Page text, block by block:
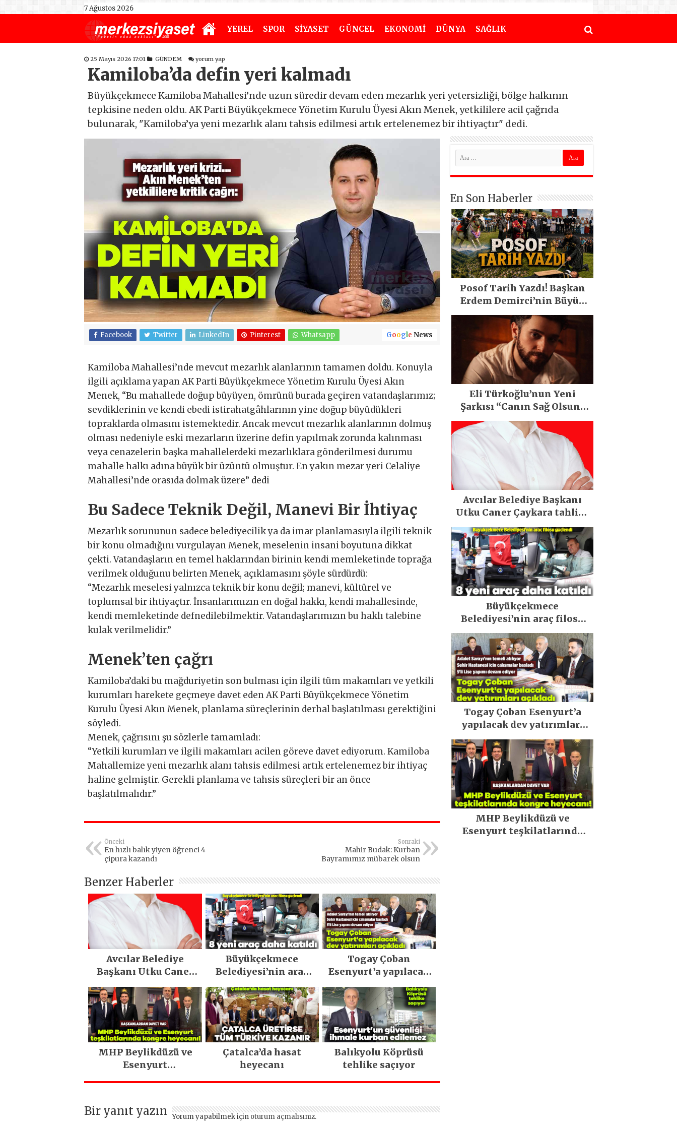
7 Ağustos 2026
YEREL SPOR SİYASET GÜNCEL EKONOMİ DÜNYA SAĞLIK
25 Mayıs 2026 17:01 GÜNDEM yorum yap
Kamiloba’da defin yeri kalmadı
Büyükçekmece Kamiloba Mahallesi’nde uzun süredir devam eden mezarlık yeri yetersizliği, bölge halkının
tepkisine neden oldu. AK Parti Büyükçekmece Yönetim Kurulu Üyesi Akın Menek, yetkililere acil çağrıda
bulunarak, "Kamiloba’ya yeni mezarlık alanı tahsis edilmesi artık ertelenemez bir ihtiyaçtır" dedi.
Facebook Twitter LinkedIn Pinterest Whatsapp Google News
Kamiloba Mahallesi’nde mevcut mezarlık alanlarının tamamen doldu. Konuyla
ilgili açıklama yapan AK Parti Büyükçekmece Yönetim Kurulu Üyesi Akın
Menek, “Bu mahallede doğup büyüyen, ömrünü burada geçiren vatandaşlarımız;
sevdiklerinin ve kendi ebedi istirahatgâhlarının yine doğup büyüdükleri
topraklarda olmasını istemektedir. Ancak mevcut mezarlık alanlarının dolmuş
olması nedeniyle eski mezarların üzerine defin yapılmak zorunda kalınması
veya cenazelerin başka mahallelerdeki mezarlıklara gönderilmesi durumu
mahalle halkı adına büyük bir üzüntü olmuştur. En yakın mezar yeri Celaliye
Mahallesi’nde orasıda dolmak üzere” dedi
Bu Sadece Teknik Değil, Manevi Bir İhtiyaç
Mezarlık sorununun sadece belediyecilik ya da imar planlamasıyla ilgili teknik
bir konu olmadığını vurgulayan Menek, meselenin insani boyutuna dikkat
çekti. Vatandaşların en temel haklarından birinin kendi memleketinde toprağa
verilmek olduğunu belirten Menek, açıklamasını şöyle sürdürdü:
“Mezarlık meselesi yalnızca teknik bir konu değil; manevi, kültürel ve
toplumsal bir ihtiyaçtır. İnsanlarımızın en doğal hakkı, kendi mahallesinde,
kendi memleketinde defnedilebilmektir. Vatandaşlarımızın bu haklı talebine
kulak verilmelidir.”
Menek’ten çağrı
Kamiloba’daki bu mağduriyetin son bulması için ilgili tüm makamları ve yetkili
kurumları harekete geçmeye davet eden AK Parti Büyükçekmece Yönetim
Kurulu Üyesi Akın Menek, planlama süreçlerinin derhal başlatılması gerektiğini
söyledi.
Menek, çağrısını şu sözlerle tamamladı:
“Yetkili kurumları ve ilgili makamları acilen göreve davet ediyorum. Kamiloba
Mahallemize yeni mezarlık alanı tahsis edilmesi artık ertelenemez bir ihtiyaç
haline gelmiştir. Gerekli planlama ve tahsis süreçleri bir an önce
başlatılmalıdır.”
Önceki
En hızlı balık yiyen öğrenci 4
çipura kazandı
Sonraki
Mahir Budak: Kurban
Bayramımız mübarek olsun
Benzer Haberler
Avcılar Belediye
Başkanı Utku Caner
Çaykara tahliye edildi
Büyükçekmece
Belediyesi’nin araç
filosu güçlendi
Togay Çoban
Esenyurt’a yapılacak
dev yatırımları
açıkladı
MHP Beylikdüzü ve
Esenyurt
Çatalca’da hasat
heyecanı
Balıkyolu Köprüsü
tehlike saçıyor
Bir yanıt yazın Yorum yapabilmek için oturum açmalısınız.
En Son Haberler
Posof Tarih Yazdı! Başkan
Erdem Demirci’nin Büyük
Emeğiyle Son Yılların En
Büyük Festivali Gerçekleşti
Eli Türkoğlu’nun Yeni
Şarkısı “Canın Sağ Olsun”
Büyük İlgi Gördü!..
Avcılar Belediye Başkanı
Utku Caner Çaykara tahliye
edildi
Büyükçekmece
Belediyesi’nin araç filosu
güçlendi
Togay Çoban Esenyurt’a
yapılacak dev yatırımları
açıkladı
MHP Beylikdüzü ve
Esenyurt teşkilatlarında